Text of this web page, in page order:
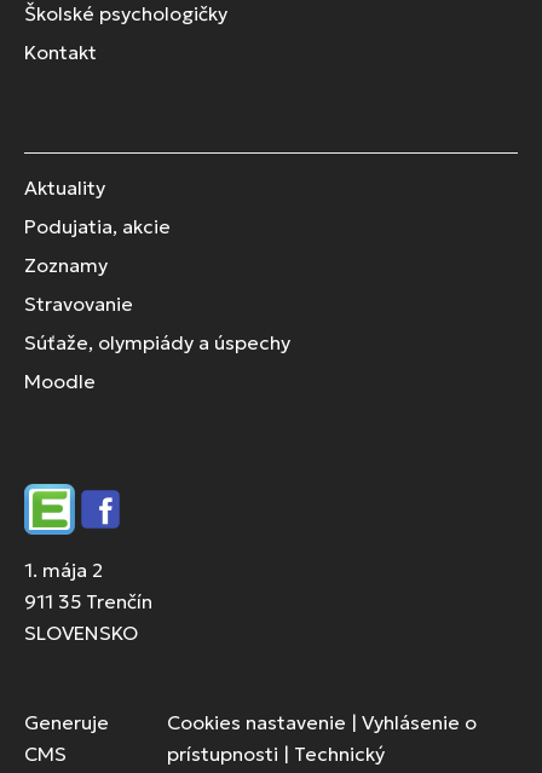
Školské psychologičky
Kontakt
Aktuality
Podujatia, akcie
Zoznamy
Stravovanie
Súťaže, olympiády a úspechy
Moodle
EdupageFacebook
1. mája 2
911 35 Trenčín
SLOVENSKO
Generuje
CMS
Cookies nastavenie | Vyhlásenie o
prístupnosti | Technický